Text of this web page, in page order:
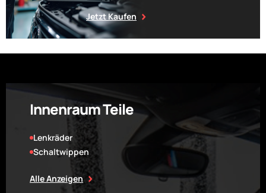
Jetzt Kaufen
Innenraum Teile
Lenkräder
Schaltwippen
Alle Anzeigen